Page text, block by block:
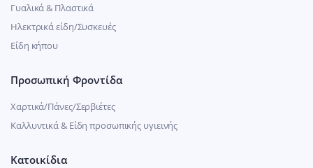
Γυαλικά & Πλαστικά
Ηλεκτρικά είδη/Συσκευές
Είδη κήπου
Προσωπική Φροντίδα
Χαρτικά/Πάνες/Σερβιέτες
Καλλυντικά & Είδη προσωπικής υγιεινής
Κατοικίδια